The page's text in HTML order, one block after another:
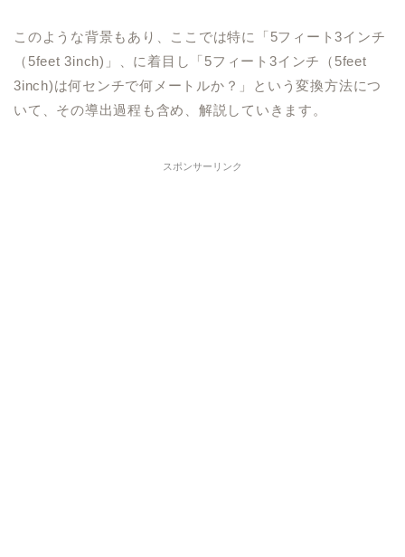
このような背景もあり、ここでは特に「5フィート3インチ
（5feet 3inch)」、に着目し「5フィート3インチ（5feet
3inch)は何センチで何メートルか？」という変換方法につ
いて、その導出過程も含め、解説していきます。
スポンサーリンク